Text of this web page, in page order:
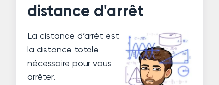
distance d'arrêt
La distance d’arrêt est
la distance totale
nécessaire pour vous
arrêter.